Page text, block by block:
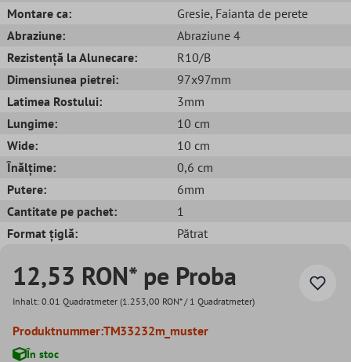
Montare ca:
Gresie, Faianta de perete
Abraziune:
Abraziune 4
Rezistență la Alunecare:
R10/B
Dimensiunea pietrei:
97x97mm
Latimea Rostului:
3mm
Lungime:
10 cm
Wide:
10 cm
Înălțime:
0,6 cm
Putere:
6mm
Cantitate pe pachet:
1
Format țiglă:
Pătrat
12,53 RON* pe Proba
Inhalt: 0.01 Quadratmeter (1.253,00 RON* / 1 Quadratmeter)
Produktnummer:TM33232m_muster
În stoc